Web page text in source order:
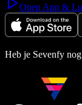
Open App &
Heb je Sevenfy